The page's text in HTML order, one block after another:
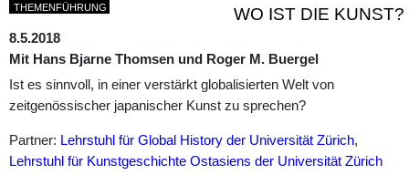
WO IST DIE KUNST?
THEMENFÜHRUNG
8.5.2018
Mit Hans Bjarne Thomsen und Roger M. Buergel
Ist es sinnvoll, in einer verstärkt globalisierten Welt von
zeitgenössischer japanischer Kunst zu sprechen?
Partner: Lehrstuhl für Global History der Universität Zürich,
Lehrstuhl für Kunstgeschichte Ostasiens der Universität Zürich